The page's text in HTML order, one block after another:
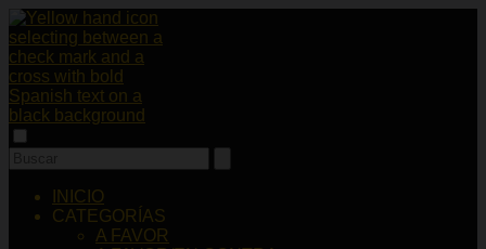
INICIO
CATEGORÍAS
A FAVOR